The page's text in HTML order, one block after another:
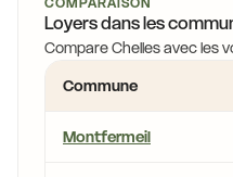
Loyers dans les
Compare Chelles avec les
Commune
Montfermeil